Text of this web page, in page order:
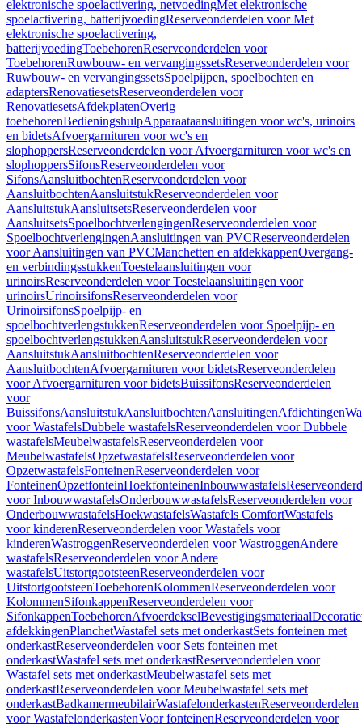
elektronische spoelactivering, netvoedingMet elektronische
spoelactivering, batterijvoedingReserveonderdelen voor Met
elektronische spoelactivering,
batterijvoedingToebehorenReserveonderdelen voor
ToebehorenRuwbouw- en vervangingssetsReserveonderdelen voor
Ruwbouw- en vervangingssetsSpoelpijpen, spoelbochten en
adaptersRenovatiesetsReserveonderdelen voor
RenovatiesetsAfdekplatenOverig
toebehorenBedieningshulpApparaataansluitingen voor wc's, urinoirs
en bidetsAfvoergarnituren voor wc's en
slophoppersReserveonderdelen voor Afvoergarnituren voor wc's en
slophoppersSifonsReserveonderdelen voor
SifonsAansluitbochtenReserveonderdelen voor
AansluitbochtenAansluitstukReserveonderdelen voor
AansluitstukAansluitsetsReserveonderdelen voor
AansluitsetsSpoelbochtverlengingenReserveonderdelen voor
SpoelbochtverlengingenAansluitingen van PVCReserveonderdelen
voor Aansluitingen van PVCManchetten en afdekkappenOvergang-
en verbindingsstukkenToestelaansluitingen voor
urinoirsReserveonderdelen voor Toestelaansluitingen voor
urinoirsUrinoirsifonsReserveonderdelen voor
UrinoirsifonsSpoelpijp- en
spoelbochtverlengstukkenReserveonderdelen voor Spoelpijp- en
spoelbochtverlengstukkenAansluitstukReserveonderdelen voor
AansluitstukAansluitbochtenReserveonderdelen voor
AansluitbochtenAfvoergarnituren voor bidetsReserveonderdelen
voor Afvoergarnituren voor bidetsBuissifonsReserveonderdelen
voor
BuissifonsAansluitstukAansluitbochtenAansluitingenAfdichtingen
voor WastafelsDubbele wastafelsReserveonderdelen voor Dubbele
wastafelsMeubelwastafelsReserveonderdelen voor
MeubelwastafelsOpzetwastafelsReserveonderdelen voor
OpzetwastafelsFonteinenReserveonderdelen voor
FonteinenOpzetfonteinHoekfonteinenInbouwwastafels
voor InbouwwastafelsOnderbouwwastafelsReserveonderdelen voor
OnderbouwwastafelsHoekwastafelsWastafels ComfortWastafels
voor kinderenReserveonderdelen voor Wastafels voor
kinderenWastroggenReserveonderdelen voor WastroggenAndere
wastafelsReserveonderdelen voor Andere
wastafelsUitstortgootsteenReserveonderdelen voor
UitstortgootsteenToebehorenKolommenReserveonderdelen voor
KolommenSifonkappenReserveonderdelen voor
SifonkappenToebehorenAfvoerdekselBevestigingsmateriaal
afdekkingenPlanchetWastafel sets met onderkastSets fonteinen met
onderkastReserveonderdelen voor Sets fonteinen met
onderkastWastafel sets met onderkastReserveonderdelen voor
Wastafel sets met onderkastMeubelwastafel sets met
onderkastReserveonderdelen voor Meubelwastafel sets met
onderkastBadkamermeubilairWastafelonderkastenReserveonderdelen
voor WastafelonderkastenVoor fonteinenReserveonderdelen voor